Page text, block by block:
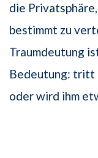
die
bestimmt zu
Traumdeutung
Bedeutung: tritt
oder wird ihm